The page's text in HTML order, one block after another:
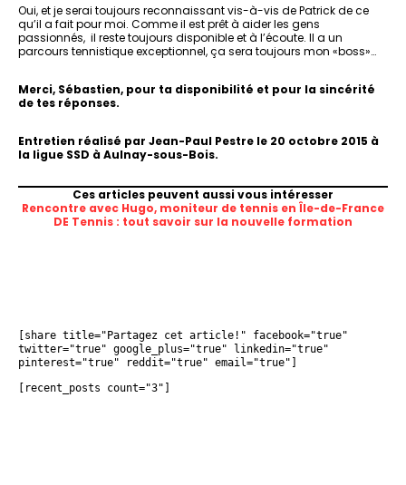
Oui, et je serai toujours reconnaissant vis-à-vis de Patrick de ce
qu’il a fait pour moi. Comme il est prêt à aider les gens
passionnés, il reste toujours disponible et à l’écoute. Il a un
parcours tennistique exceptionnel, ça sera toujours mon «boss»…
Merci, Sébastien, pour ta disponibilité et pour la sincérité
de tes réponses.
Entretien réalisé par Jean-Paul Pestre le 20 octobre 2015 à
la ligue SSD à Aulnay-sous-Bois.
Ces articles peuvent aussi vous intéresser
Rencontre avec Hugo, moniteur de tennis en Île-de-France
DE Tennis : tout savoir sur la nouvelle formation
[share title="Partagez cet article!" facebook="true"
twitter="true" google_plus="true" linkedin="true"
pinterest="true" reddit="true" email="true"]
[recent_posts count="3"]